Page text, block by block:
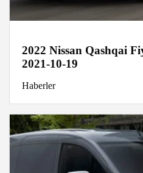
2022 Nissan Qashqai
2021-10-19
Haberler